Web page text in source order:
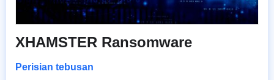
XHAMSTER Ransomware
Perisian tebusan